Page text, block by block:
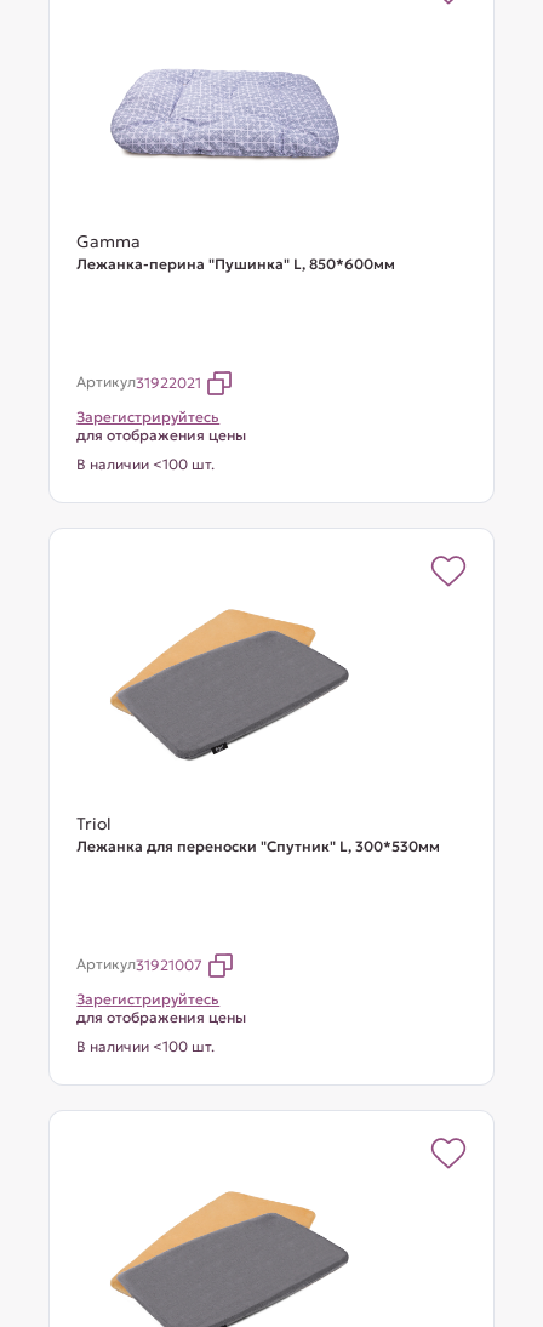
Gamma
Лежанка-перина "Пушинка" L, 850*600мм
Артикул31922021
Зарегистрируйтесь
для отображения цены
В наличии <100 шт.
Triol
Лежанка для переноски "Спутник" L, 300*530мм
Артикул31921007
Зарегистрируйтесь
для отображения цены
В наличии <100 шт.